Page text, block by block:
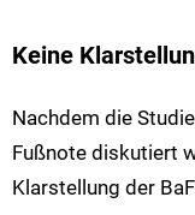
Keine
Nachdem die
Fußnote diskutiert
Klarstellung der